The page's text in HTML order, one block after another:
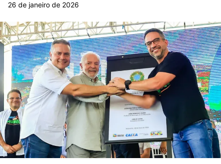
26 de janeiro de 2026